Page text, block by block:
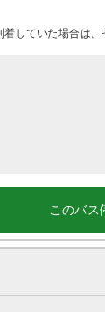
していた場合は、
このバス